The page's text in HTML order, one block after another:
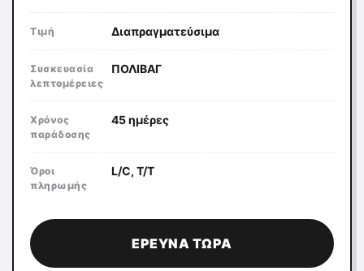
Τιμή Διαπραγματεύσιμα
Συσκευασία
λεπτομέρειες
ΠΟΛΙΒΑΓ
Χρόνος
παράδοσης
45 ημέρες
Όροι
πληρωμής
L/C, T/T
ΈΡΕΥΝΑ ΤΏΡΑ